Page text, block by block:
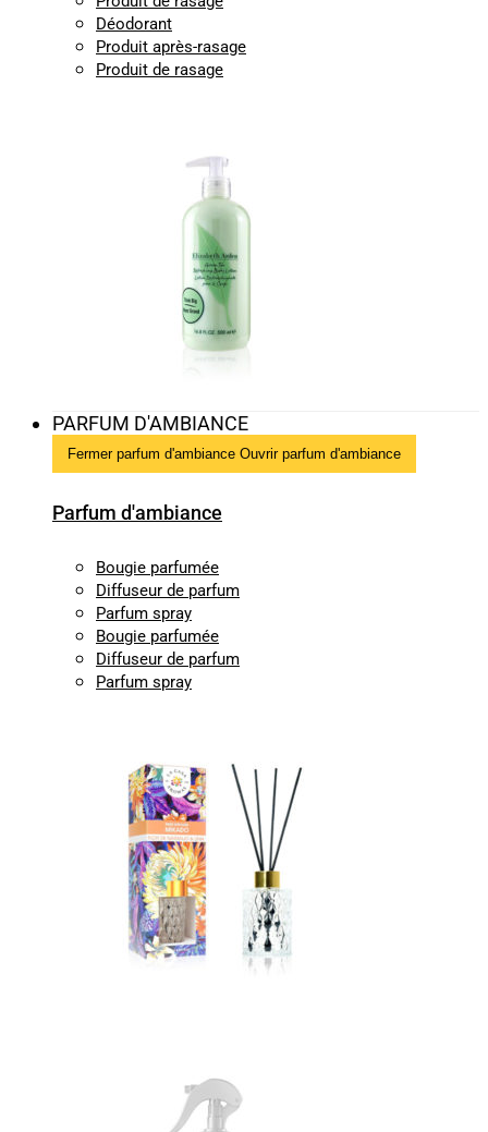
Déodorant
Produit après-rasage
Produit de rasage
PARFUM D'AMBIANCE
Fermer parfum d'ambiance Ouvrir parfum d'ambiance
Parfum d'ambiance
Bougie parfumée
Diffuseur de parfum
Parfum spray
Bougie parfumée
Diffuseur de parfum
Parfum spray